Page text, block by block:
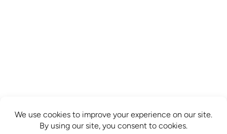
info@mcbridecontemporain.com